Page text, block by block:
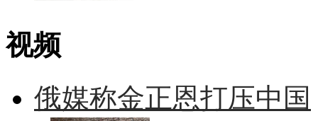
视频
俄媒称金正恩打压中国